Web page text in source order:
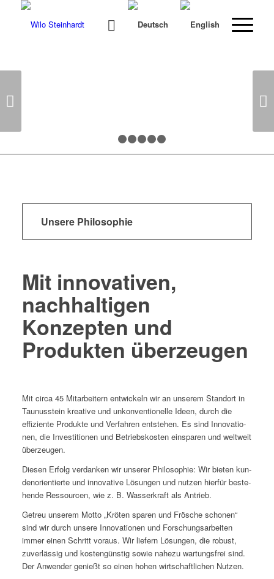
Unsere Philosophie
Mit innovativen,
nachhaltigen
Konzepten und
Produkten überzeugen
Mit cir­ca 45 Mitar­beit­ern entwick­eln wir an unserem Stan­dort in
Taunusstein kreative und unkon­ven­tionelle Ideen, durch die
effiziente Pro­duk­te und Ver­fahren entste­hen. Es sind Inno­va­tio­
nen, die Investi­tio­nen und Betrieb­skosten eins­paren und weltweit
überzeugen.
Diesen Erfolg ver­danken wir unser­er Philoso­phie: Wir bieten kun­
de­nori­en­tierte und inno­v­a­tive Lösun­gen und nutzen hier­für beste­
hende Ressourcen, wie z. B. Wasserkraft als Antrieb.
Getreu unserem Mot­to „Kröten sparen und Frösche scho­nen“
sind wir durch unsere Inno­va­tio­nen und Forschungsar­beit­en
immer einen Schritt voraus. Wir liefern Lösun­gen, die robust,
zuver­läs­sig und kostengün­stig sowie nahezu wartungs­frei sind.
Der Anwen­der genießt so einen hohen wirtschaftlichen Nutzen.